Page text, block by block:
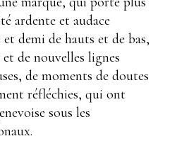
ardente et audace
demi de hauts et de bas,
de nouvelles lignes
de moments de doutes
réfléchies, qui ont
sous les